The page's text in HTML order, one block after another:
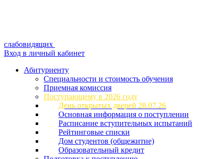
слабовидящих
Вход в личный кабинет
Абитуриенту
Специальности и стоимость обучения
Приемная комиссия
Поступающему в 2026 году
День открытых дверей 28.07.26
Основная информация о поступлении
Расписание вступительных испытаний
Рейтинговые списки
Дом студентов (общежитие)
Образовательный кредит